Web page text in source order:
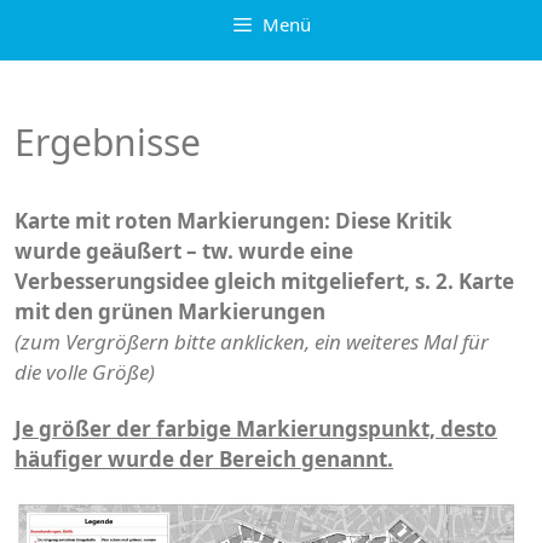
Menü
Ergebnisse
Karte mit roten Markierungen: Diese Kritik
wurde geäußert – tw. wurde eine
Verbesserungsidee gleich mitgeliefert, s. 2. Karte
mit den grünen Markierungen
(zum Vergrößern bitte anklicken, ein weiteres Mal für
die volle Größe)
Je größer der farbige Markierungspunkt, desto
häufiger wurde der Bereich genannt.